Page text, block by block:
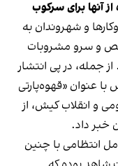
آنها برای سرکوب
و شهروندان به
و سرو مشروبات
جمله، در پی انتشار
با عنوان «قهوه‌پارتی
و انقلاب کیش، از
خبر داد.
انتظامی با چنین